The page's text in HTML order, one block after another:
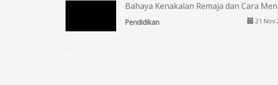
Bahaya Kenakalan Remaja dan Cara
Pendidikan 21